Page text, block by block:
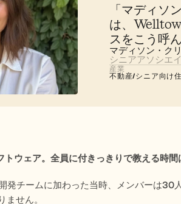
「マディ
は、
スをこう呼
マディソン・ク
シニアアソシエ
産業
不動産/シニア向け
ウェア。全員に付きっきりで教える時間
チームに加わった当時、メンバーは30
せん。